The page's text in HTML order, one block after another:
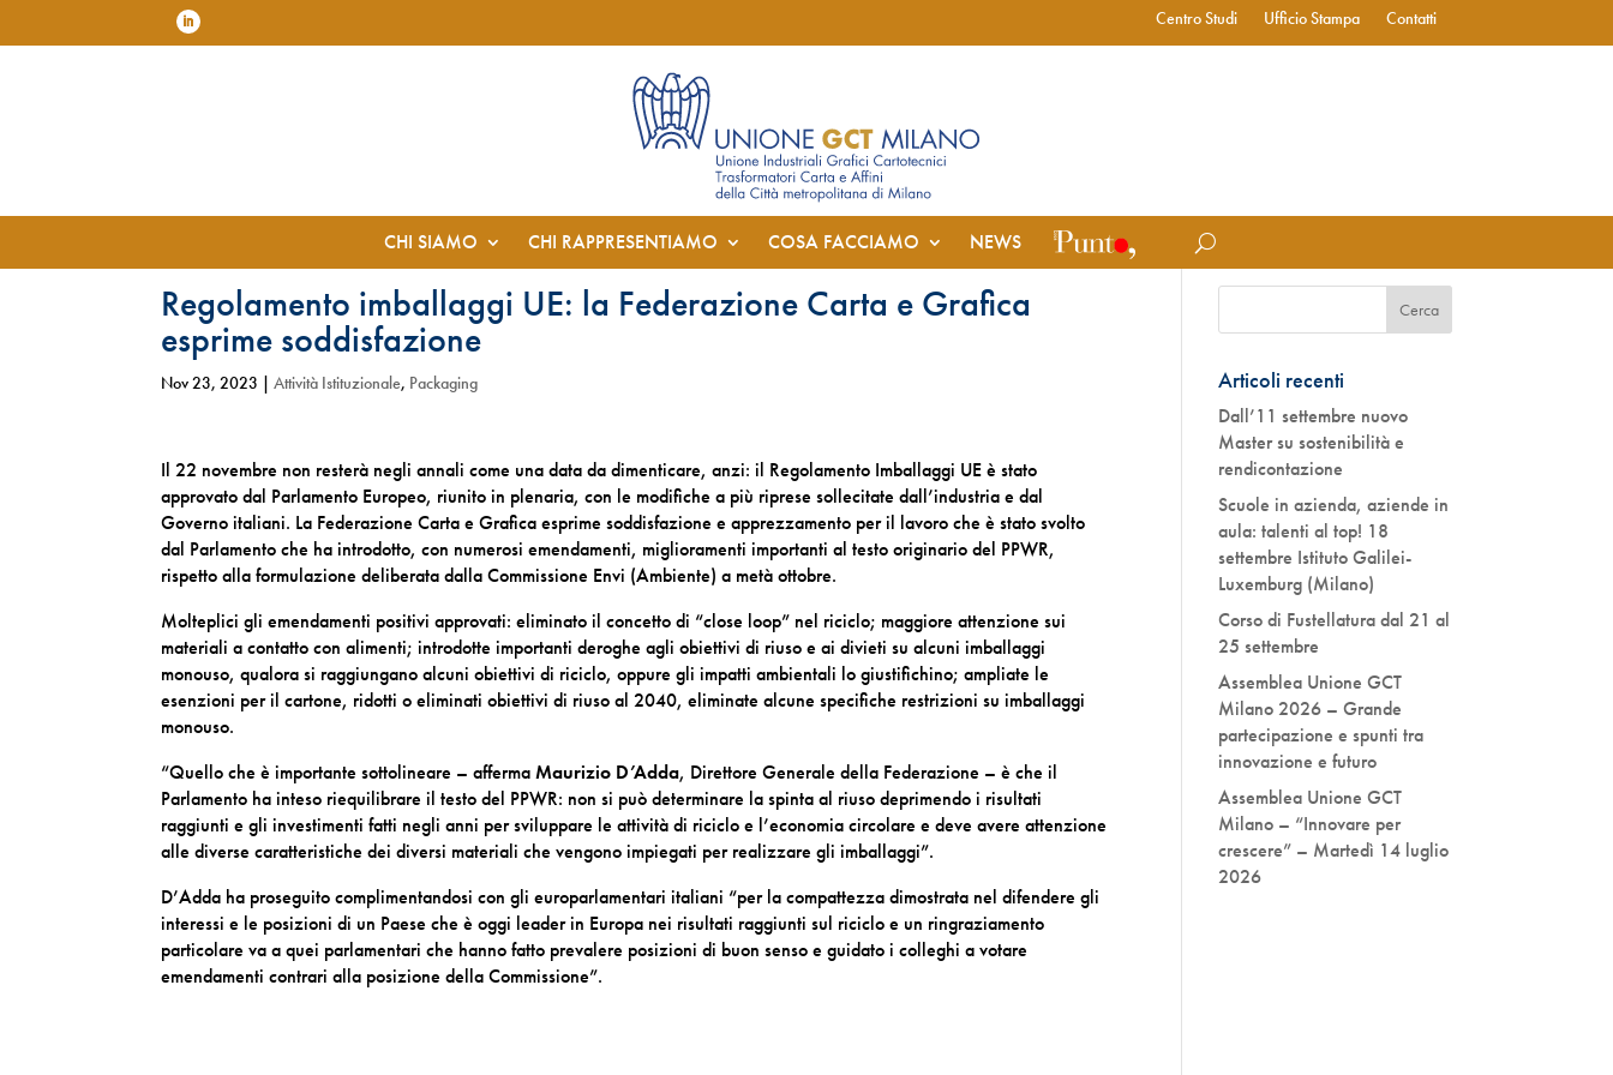
Centro Studi Ufficio Stampa Contatti
CHI SIAMO CHI RAPPRESENTIAMO COSA FACCIAMO NEWS
Regolamento imballaggi UE: la Federazione Carta e Grafica
esprime soddisfazione
Nov 23, 2023 |Attività Istituzionale, Packaging
Il 22 novembre non resterà negli annali come una data da dimenticare, anzi: il Regolamento Imballaggi UE è stato
approvato dal Parlamento Europeo, riunito in plenaria, con le modifiche a più riprese sollecitate dall’industria e dal
Governo italiani. La Federazione Carta e Grafica esprime soddisfazione e apprezzamento per il lavoro che è stato svolto
dal Parlamento che ha introdotto, con numerosi emendamenti, miglioramenti importanti al testo originario del PPWR,
rispetto alla formulazione deliberata dalla Commissione Envi (Ambiente) a metà ottobre.
Molteplici gli emendamenti positivi approvati: eliminato il concetto di “close loop” nel riciclo; maggiore attenzione sui
materiali a contatto con alimenti; introdotte importanti deroghe agli obiettivi di riuso e ai divieti su alcuni imballaggi
monouso, qualora si raggiungano alcuni obiettivi di riciclo, oppure gli impatti ambientali lo giustifichino; ampliate le
esenzioni per il cartone, ridotti o eliminati obiettivi di riuso al 2040, eliminate alcune specifiche restrizioni su imballaggi
monouso.
“Quello che è importante sottolineare – affermaMaurizio D’Adda, Direttore Generale della Federazione – è che il
Parlamento ha inteso riequilibrare il testo del PPWR: non si può determinare la spinta al riuso deprimendo i risultati
raggiunti e gli investimenti fatti negli anni per sviluppare le attività di riciclo e l’economia circolare e deve avere attenzione
alle diverse caratteristiche dei diversi materiali che vengono impiegati per realizzare gli imballaggi”.
D’Adda ha proseguito complimentandosi con gli europarlamentari italiani “per la compattezza dimostrata nel difendere gli
interessi e le posizioni di un Paese che è oggi leader in Europa nei risultati raggiunti sul riciclo e un ringraziamento
particolare va a quei parlamentari che hanno fatto prevalere posizioni di buon senso e guidato i colleghi a votare
emendamenti contrari alla posizione della Commissione”.
Articoli recenti
Dall’11 settembre nuovo
Master su sostenibilità e
rendicontazione
Scuole in azienda, aziende in
aula: talenti al top! 18
settembre Istituto Galilei-
Luxemburg (Milano)
Corso di Fustellatura dal 21 al
25 settembre
Assemblea Unione GCT
Milano 2026 – Grande
partecipazione e spunti tra
innovazione e futuro
Assemblea Unione GCT
Milano – “Innovare per
crescere” – Martedì 14 luglio
2026